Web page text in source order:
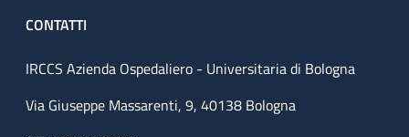
CONTATTI
IRCCS Azienda Ospedaliero - Universitaria di Bologna
Via Giuseppe Massarenti, 9, 40138 Bologna